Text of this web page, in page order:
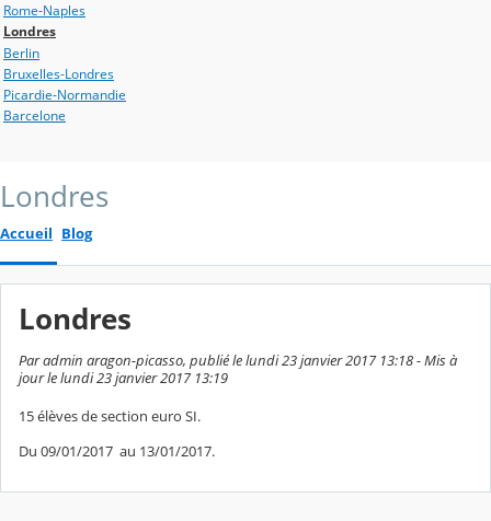
Rome-Naples
Londres
Berlin
Bruxelles-Londres
Picardie-Normandie
Barcelone
Londres
Accueil Blog
Londres
Par admin aragon-picasso, publié le lundi 23 janvier 2017 13:18 - Mis à
jour le lundi 23 janvier 2017 13:19
15 élèves de section euro SI.
Du 09/01/2017 au 13/01/2017.